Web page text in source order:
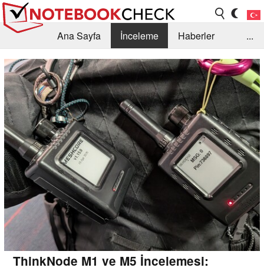
Ana Sayfa İnceleme
Haberler
Öneri /SSS
Kütüphane
Satın Alma Rehberi
Arama
İletişim
...
ThinkNode M1 ve M5 İncelemesi: